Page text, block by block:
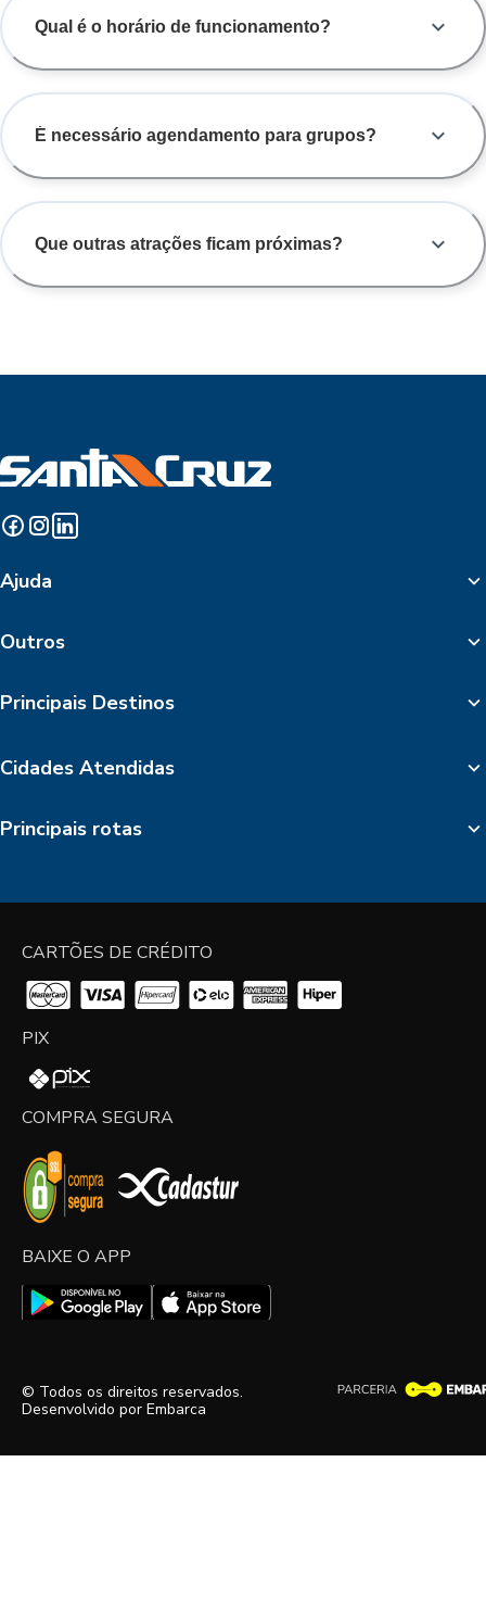
Qual é o horário de funcionamento?
É necessário agendamento para grupos?
Que outras atrações ficam próximas?
Ajuda
Outros
Principais Destinos
Cidades Atendidas
Principais rotas
CARTÕES DE CRÉDITO
PIX
COMPRA SEGURA
BAIXE O APP
© Todos os direitos reservados.
Desenvolvido por Embarca